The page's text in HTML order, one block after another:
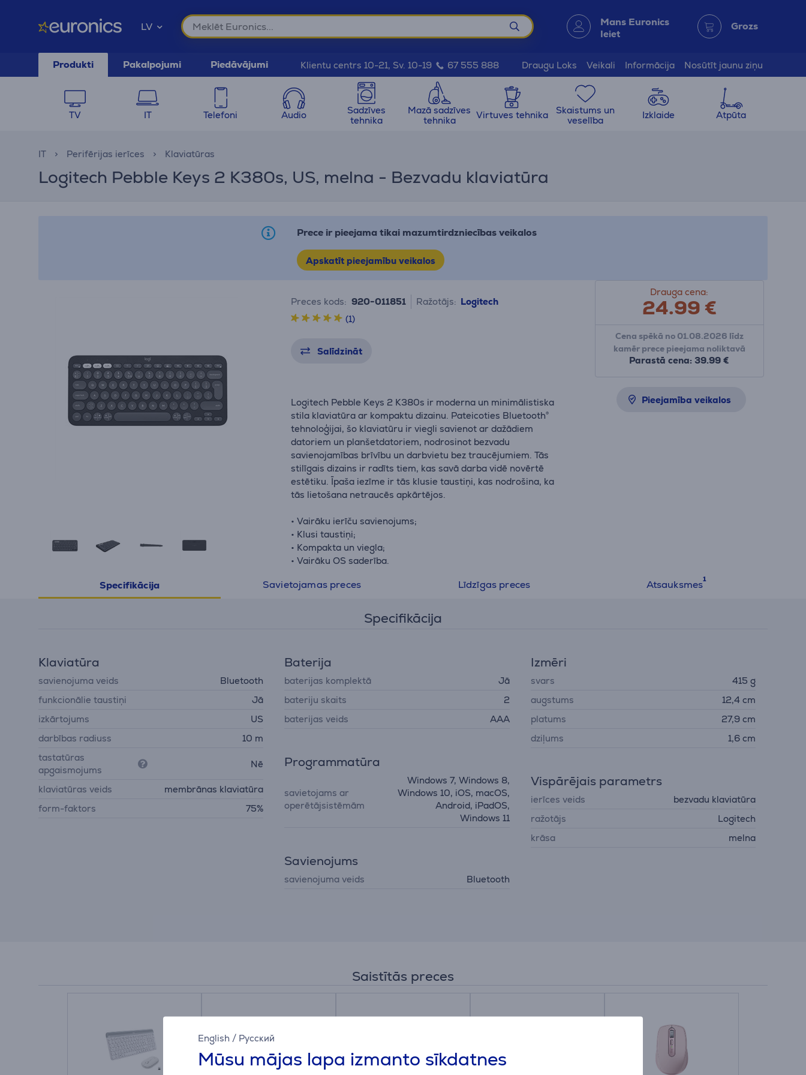
English / Русский
Mūsu mājas lapa izmanto sīkdatnes
LV Mans Euronics
Ieiet
Grozs
Produkti Pakalpojumi Piedāvājumi Klientu centrs 10-21, Sv. 10-19 67 555 888 Draugu Loks Veikali Informācija Nosūtīt jaunu ziņu
TV IT Telefoni Audio
Sadzīves
tehnika
Mazā sadzīves
tehnika
Virtuves tehnika
Skaistums un
veselība
Izklaide Atpūta
IT Perifērijas ierīces Klaviatūras
Logitech Pebble Keys 2 K380s, US, melna - Bezvadu klaviatūra
Prece ir pieejama tikai mazumtirdzniecības veikalos
Apskatīt pieejamību veikalos
Preces kods: 920-011851 Ražotājs: Logitech
(1)
Salīdzināt
Logitech Pebble Keys 2 K380s ir moderna un minimālistiska
stila klaviatūra ar kompaktu dizainu. Pateicoties Bluetooth®
tehnoloģijai, šo klaviatūru ir viegli savienot ar dažādiem
datoriem un planšetdatoriem, nodrosinot bezvadu
savienojamības brīvību un darbvietu bez traucējumiem. Tās
stilīgais dizains ir radīts tiem, kas savā darba vidē novērtē
estētiku. Īpaša iezīme ir tās klusie taustiņi, kas nodrošina, ka
tās lietošana netraucēs apkārtējos.
• Vairāku ierīču savienojums;
• Klusi taustiņi;
• Kompakta un viegla;
• Vairāku OS saderība.
Drauga cena:
24.99€
Cena spēkā no 01.08.2026 līdz
kamēr prece pieejama noliktavā
Parastā cena: 39.99 €
Pieejamība veikalos
Specifikācija Savietojamas preces Līdzīgas preces Atsauksmes
Specifikācija
Klaviatūra
savienojuma veids
Bluetooth
funkcionālie taustiņi
Jā
izkārtojums
US
darbības radiuss
10 m
tastatūras
apgaismojums
Nē
klaviatūras veids
membrānas klaviatūra
form-faktors
75%
Baterija
baterijas komplektā
Jā
bateriju skaits
2
baterijas veids
AAA
Programmatūra
savietojams ar
operētājsistēmām
Windows 7, Windows 8,
Windows 10, iOS, macOS,
Android, iPadOS,
Windows 11
Savienojums
savienojuma veids Bluetooth
Izmēri
svars
415 g
augstums
12,4 cm
platums
27,9 cm
dziļums
1,6 cm
Vispārējais parametrs
ierīces veids
bezvadu klaviatūra
ražotājs
Logitech
krāsa
melna
Saistītās preces